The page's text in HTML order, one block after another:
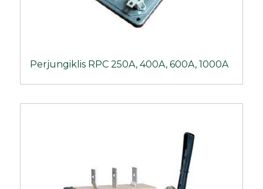
Perjungiklis RPC 250A, 400A, 600A, 1000A